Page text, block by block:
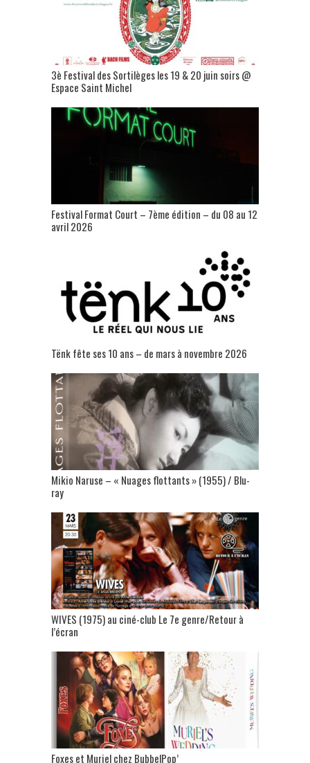
3è Festival des Sortilèges les 19 & 20 juin soirs @
Espace Saint Michel
Festival Format Court – 7ème édition – du 08 au 12
avril 2026
Tënk fête ses 10 ans – de mars à novembre 2026
Mikio Naruse – « Nuages flottants » (1955) / Blu-
ray
WIVES (1975) au ciné-club Le 7e genre/Retour à
l’écran
Foxes et Muriel chez BubbelPop’